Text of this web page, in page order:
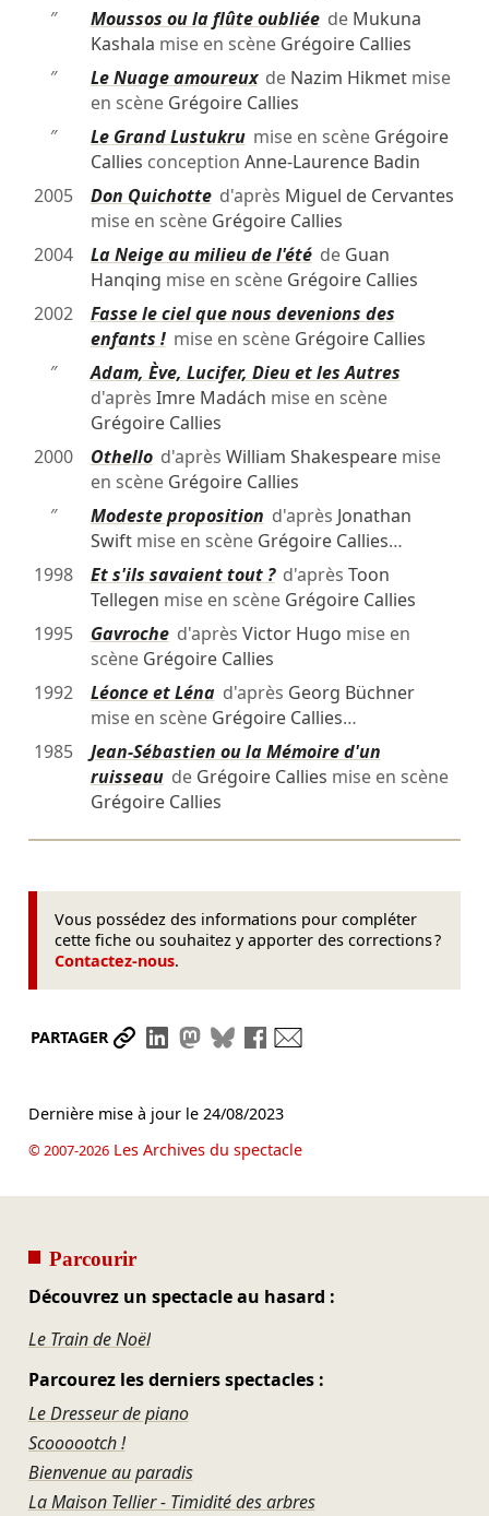
″
Moussos ou la flûte oubliéede Mukuna
Kashala mise en scène Grégoire Callies
″
Le Nuage amoureuxde Nazim Hikmetmise
en scène Grégoire Callies
″
Le Grand Lustukrumise en scène Grégoire
Callies conception Anne-Laurence Badin
2005
Don Quichotted'après Miguel de Cervantes
mise en scène Grégoire Callies
2004
La Neige au milieu de l'étéde Guan
Hanqing mise en scène Grégoire Callies
2002
Fasse le ciel que nous devenions des
enfants !mise en scène Grégoire Callies
″
Adam, Ève, Lucifer, Dieu et les Autres
d'après Imre Madách mise en scène
Grégoire Callies
2000
Othellod'après William Shakespearemise
en scène Grégoire Callies
″
Modeste proposition d'après Jonathan
Swiftmise en scène Grégoire Callies…
1998
Et s'ils savaient tout ?d'après Toon
Tellegen mise en scène Grégoire Callies
1995
Gavroched'après Victor Hugo mise en
scène Grégoire Callies
1992
Léonce et Lénad'après Georg Büchner
mise en scène Grégoire Callies…
1985
Jean-Sébastien ou la Mémoire d'un
ruisseaude Grégoire Callies mise en scène
Grégoire Callies
Vous possédez des informations pour compléter
cette fiche ou souhaitez y apporter des corrections ?
Contactez-nous.
PARTAGER Partager le lien
Partager sur LinkedIn
Partager sur Mastodon
Partager sur Bluesky
Partager sur Facebook
Dernière mise à jour le 24/08/2023
© 2007-2026Les Archives du spectacle
Parcourir
Découvrez un spectacle au hasard :
Le Train de Noël
Parcourez les derniers spectacles :
Le Dresseur de piano
Scoooootch !
Bienvenue au paradis
La Maison Tellier - Timidité des arbres